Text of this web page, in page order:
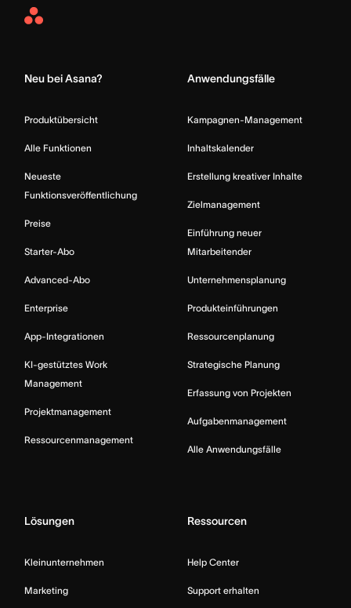
Asana
Neu bei Asana?
Produktübersicht
Alle Funktionen
Neueste
Funktionsveröffentlichung
Preise
Starter-Abo
Advanced-Abo
Enterprise
App-Integrationen
KI-gestütztes Work
Management
Projektmanagement
Ressourcenmanagement
Anwendungsfälle
Kampagnen-Management
Inhaltskalender
Erstellung kreativer Inhalte
Zielmanagement
Einführung neuer
Mitarbeitender
Unternehmensplanung
Produkteinführungen
Ressourcenplanung
Strategische Planung
Erfassung von Projekten
Aufgabenmanagement
Alle Anwendungsfälle
Lösungen
Kleinunternehmen
Marketing
Ressourcen
Help Center
Support erhalten